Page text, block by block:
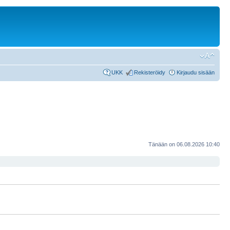
UKK Rekisteröidy Kirjaudu sisään
Tänään on 06.08.2026 10:40